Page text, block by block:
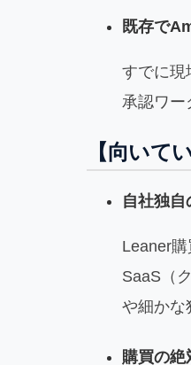
既存で
すでに現
承認ワー
【向いて
自社独自
Leaner
SaaS（
や細かな
購買の絶